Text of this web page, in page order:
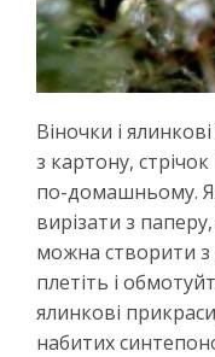
Віночки і
з картону,
по-домашньому.
вирізати з
можна створити з
плетіть і
ялинкові
набитих